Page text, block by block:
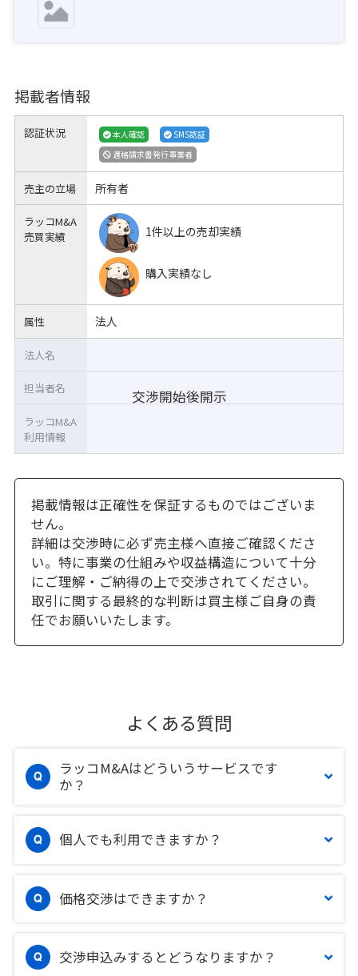
掲載者情報
認証状況 本人確認
SMS認証
適格請求書発行事業者
売主の立場 所有者
ラッコM&A
売買実績
1件以上の売却実績
購入実績なし
属性 法人
交渉開始後開示
法人名
担当者名
ラッコM&A
利用情報
掲載情報は正確性を保証するものではございま
せん。
詳細は交渉時に必ず売主様へ直接ご確認くださ
い。特に事業の仕組みや収益構造について十分
にご理解・ご納得の上で交渉されてください。
取引に関する最終的な判断は買主様ご自身の責
任でお願いいたします。
よくある質問
ラッコM&Aはどういうサービスです
か？
個人でも利用できますか？
価格交渉はできますか？
交渉申込みするとどうなりますか？